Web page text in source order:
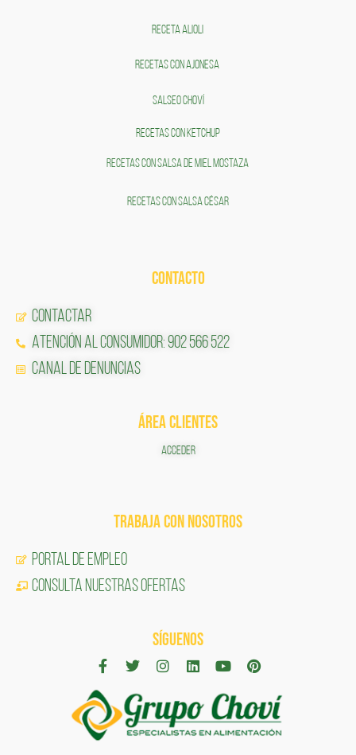
RECETA ALIOLI
RECETAS CON AJONESA
SALSEO CHOVÍ
RECETAS CON KETCHUP
RECETAS CON SALSA DE MIEL MOSTAZA
RECETAS CON SALSA CÉSAR
CONTACTO
Contactar
Atención al Consumidor: 902 566 522
Canal de Denuncias
ÁREA CLIENTES
ACCEDER
TRABAJA CON NOSOTROS
Portal de Empleo
CONSULTA NUESTRAS OFERTAS
SÍGUENOS